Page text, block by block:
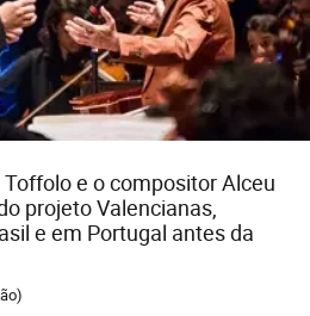
e o compositor Alceu
projeto Valencianas,
e em Portugal antes da